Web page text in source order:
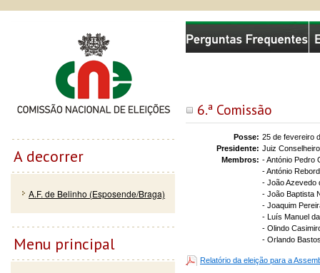
6.ª Comissão
Posse: 25 de fevereiro
Presidente: Juiz
Membros: - António Pedro
- António
- João Azevedo
- João Baptista
- Joaquim
- Luís Manuel
- Olindo
- Orlando
Relatório da eleição para a
Comissão Nacional de Eleições
A decorrer
A.F. de Belinho (Esposende/Braga)
Menu principal